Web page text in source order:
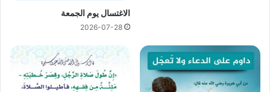
الاغتسال يوم الجمعة
2026-07-28